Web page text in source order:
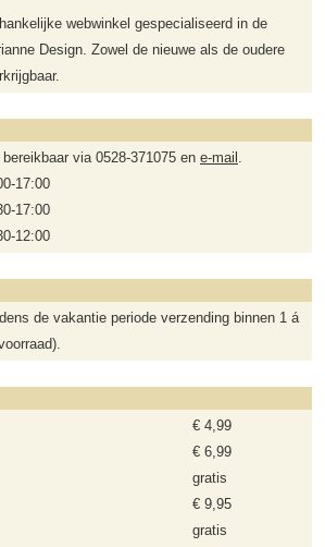
webwinkel gespecialiseerd in de
Design. Zowel de nieuwe als de oudere
via 0528-371075 en e-mail .
17:00
17:00
12:00
de vakantie periode verzending binnen 1 á
€ 4,99
€ 6,99
gratis
€ 9,95
gratis